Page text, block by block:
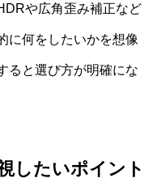
や広角歪み補正など
に何をしたいかを想像
ると選び方が明確にな
したいポイント